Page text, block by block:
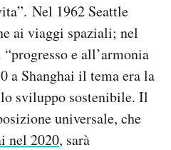
Nel 1962 Seattle
ai viaggi spaziali; nel
e all’armonia
a Shanghai il tema era la
sviluppo sostenibile. Il
universale, che
nel 2020, sarà